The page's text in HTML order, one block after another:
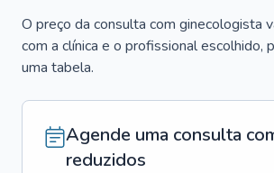
O preço da consulta com ginecologista
com a clínica e o profissional escolhido,
uma tabela.
Agende uma consulta
reduzidos